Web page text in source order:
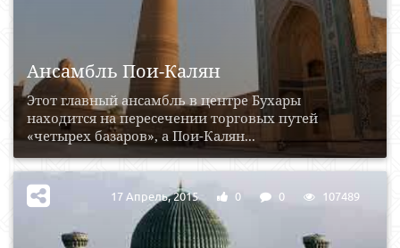
Ансамбль Пои-Калян
Этот главный ансамбль в центре Бухары
находится на пересечении торговых путей
«четырех базаров», а Пои-Калян...
17 Апрель, 2015 0 0 107489